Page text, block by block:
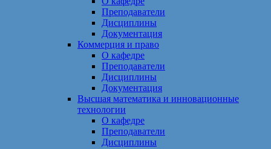
Преподаватели
Дисциплины
Документация
Коммерция и право
О кафедре
Преподаватели
Дисциплины
Документация
Высшая математика и инновационные
технологии
О кафедре
Преподаватели
Дисциплины